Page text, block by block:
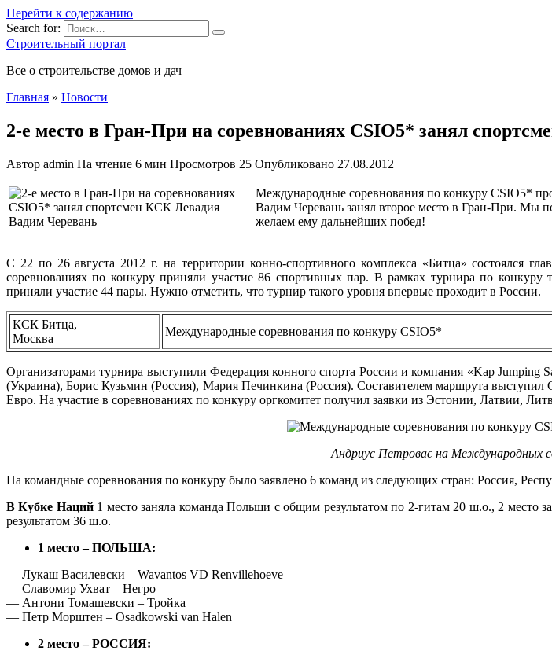
Перейти к содержанию
Search for:
Строительный портал
Все о строительстве домов и дач
Главная » Новости
2-е место в Гран-При на соревнованиях CSIO5* занял
Автор admin На чтение 6 мин Просмотров 25 Опубликовано 27.08.2012
Международные соревнования по конкуру CSIO5*
Вадим Черевань занял второе место в Гран-При. Мы
желаем ему дальнейших побед!
С 22 по 26 августа 2012 г. на территории конно-спортивного комплекса «Битца» состоялся
соревнованиях по конкуру приняли участие 86 спортивных пар. В рамках турнира по
приняли участие 44 пары. Нужно отметить, что турнир такого уровня впервые проходит в России.
КСК Битца,
Москва
Международные соревнования по конкуру CSIO5*
Организаторами турнира выступили Федерация конного спорта России и компания «Kap
(Украина), Борис Кузьмин (Россия), Мария Печинкина (Россия). Составителем маршрута
Евро. На участие в соревнованиях по конкуру оргкомитет получил заявки из Эстонии, Латвии,
Андриус Петровас на Международных
На командные соревнования по конкуру было заявлено 6 команд из следующих стран: Россия,
В Кубке Наций1 место заняла команда Польши с общим результатом по 2-гитам 20 ш.о., 2 место
результатом 36 ш.о.
1 место – ПОЛЬША:
— Лукаш Василевски – Wavantos VD Renvillehoeve
— Славомир Ухват – Негро
— Антони Томашевски – Тройка
— Петр Морштен – Osadkowski van Halen
2 место – РОССИЯ: